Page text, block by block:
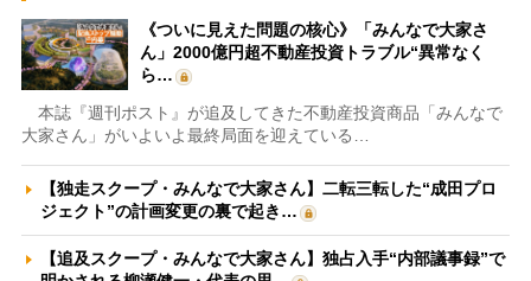
《ついに見えた問題の核心》「みんなで大家さ
ん」2000億円超不動産投資トラブル“異常なく
ら…
本誌『週刊ポスト』が追及してきた不動産投資商品「みんなで
大家さん」がいよいよ最終局面を迎えている…
【独走スクープ・みんなで大家さん】二転三転した“成田プロ
ジェクト”の計画変更の裏で起き…
【追及スクープ・みんなで大家さん】独占入手“内部議事録”で